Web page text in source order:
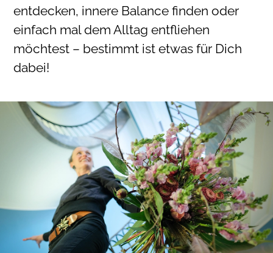
entdecken, innere Balance finden oder
einfach mal dem Alltag entfliehen
möchtest – bestimmt ist etwas für Dich
dabei!